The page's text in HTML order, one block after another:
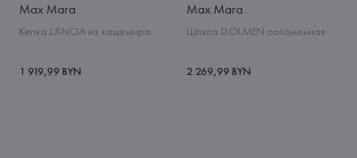
Max Mara
Кепка LANCIA из кашемира
1 919,99 BYN
Max Mara
Шляпа DOLMEN соломенная
2 269,99 BYN